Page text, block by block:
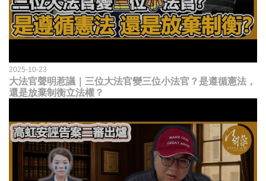
2025-10-23
大法官聲明惹議｜三位大法官變三位小法官？是遵循憲法，
還是放棄制衡立法權？